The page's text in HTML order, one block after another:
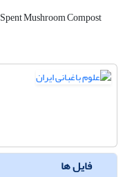
Spent Mushroom Compost
فایل ها